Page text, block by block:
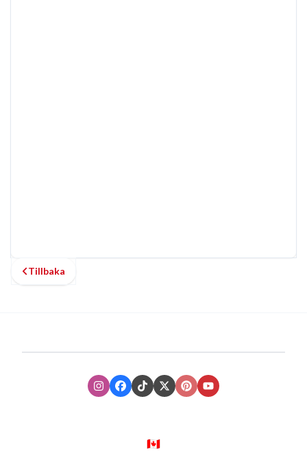
Tillbaka
InstagramFacebook
TikTokXTwitter
PinterestYoutube
🇨🇦